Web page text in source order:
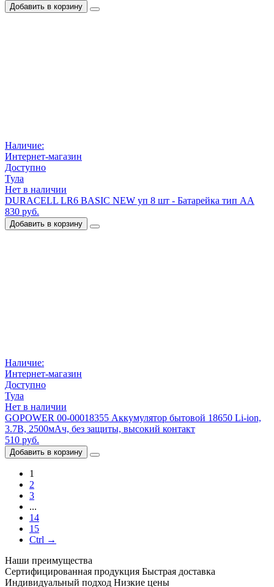
Добавить в корзину
Наличие:
Интернет-магазин
Доступно
Тула
Нет в наличии
DURACELL LR6 BASIC NEW уп 8 шт - Батарейка тип AA
830 руб.
Добавить в корзину
Наличие:
Интернет-магазин
Доступно
Тула
Нет в наличии
GOPOWER 00-00018355 Аккумулятор бытовой 18650 Li-ion,
3.7В, 2500мАч, без защиты, высокий контакт
510 руб.
Добавить в корзину
1
2
3
...
14
15
Ctrl →
Наши преимущества
Сертифицированная продукция Быстрая доставка
Индивидуальный подход Низкие цены